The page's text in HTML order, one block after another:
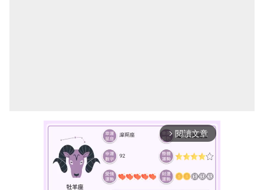
arrow_forward_ios 閱讀文章